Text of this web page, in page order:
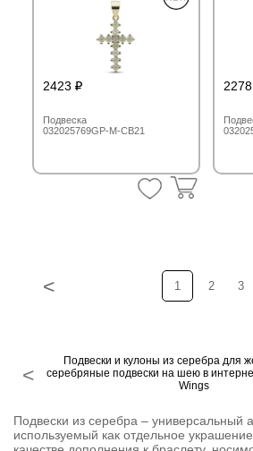
2278
2423
Подвеска
032025769GP-M-CB21
< 1 2 3
Подвески и кулоны из серебра для
серебряные подвески на шею в
Wings
Подвески из серебра – универсальный
используемый как отдельное